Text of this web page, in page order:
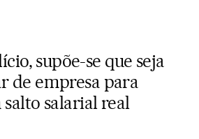
supõe-se que seja
de empresa para
salarial real